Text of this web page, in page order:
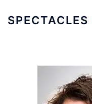
SPECTACLES